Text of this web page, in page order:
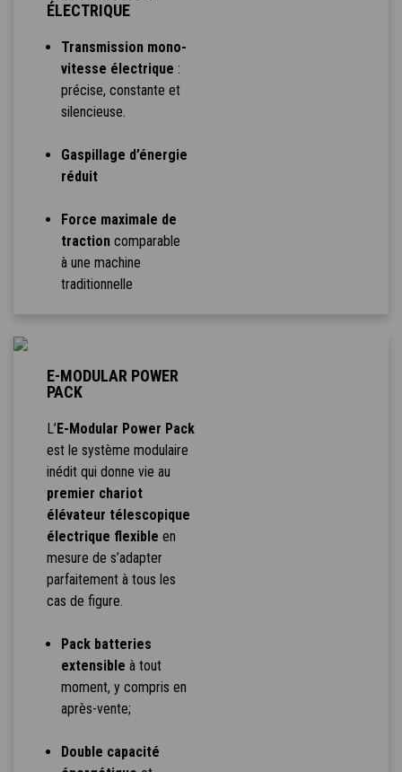
ÉLECTRIQUE
Transmission mono-
vitesse électrique :
précise, constante et
silencieuse.
Gaspillage d’énergie
réduit
Force maximale de
tractioncomparable
à une machine
traditionnelle
E-MODULAR POWER
PACK
L’E-Modular Power Pack
est le système modulaire
inédit qui donne vie au
premier chariot
élévateur télescopique
électrique flexible en
mesure de s’adapter
parfaitement à tous les
cas de figure.
Pack batteries
extensible à tout
moment, y compris en
après-vente;
Double capacité